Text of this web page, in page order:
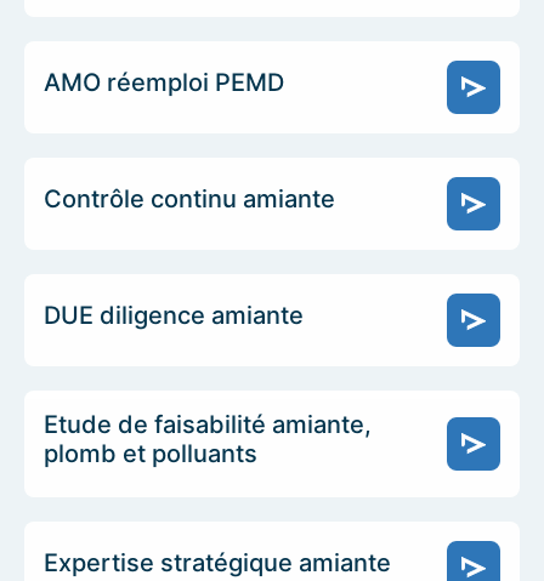
AMO réemploi PEMD
Contrôle continu amiante
DUE diligence amiante
Etude de faisabilité amiante,
plomb et polluants
Expertise stratégique amiante